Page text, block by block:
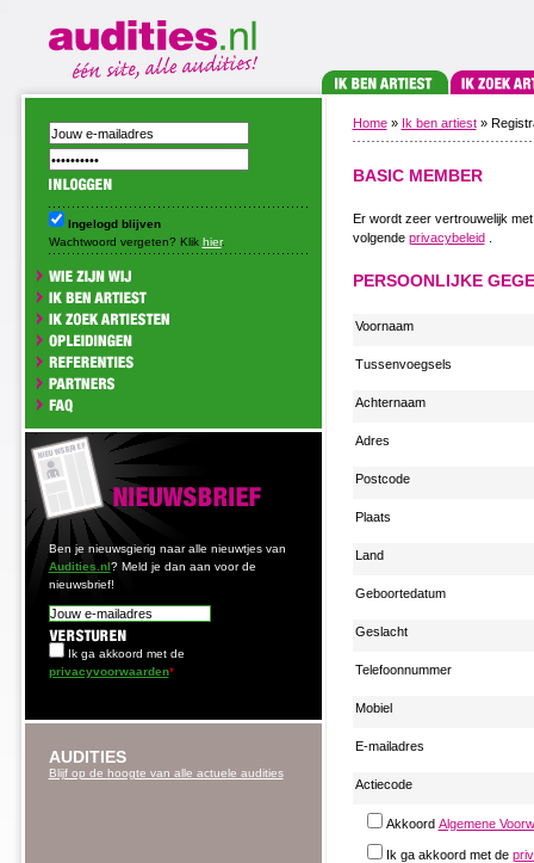
Ingelogd blijven
Wachtwoord vergeten? Klik hier.
Ben je nieuwsgierig naar alle nieuwtjes van
Audities.nl? Meld je dan aan voor de
nieuwsbrief!
Ik ga akkoord met de
privacyvoorwaarden*
AUDITIES
Blijf op de hoogte van alle actuele audities
Home » Ik ben artiest »
BASIC MEMBER
Er wordt zeer vertrouwelijk
volgende privacybeleid.
PERSOONLIJKE
Voornaam
Tussenvoegsels
Achternaam
Adres
Postcode
Plaats
Land
Geboortedatum
Geslacht
Telefoonnummer
Mobiel
E-mailadres
Actiecode
Akkoord Algemene
Ik ga akkoord met de